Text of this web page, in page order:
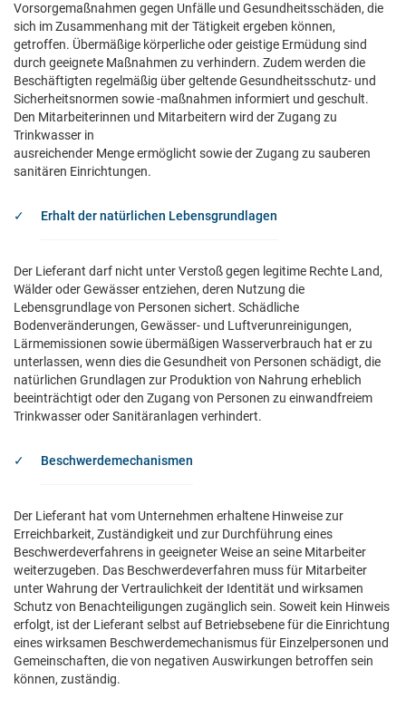
Vorsorgemaßnahmen gegen Unfälle und Gesundheitsschäden, die
sich im Zusammenhang mit der Tätigkeit ergeben können,
getroffen. Übermäßige körperliche oder geistige Ermüdung sind
durch geeignete Maßnahmen zu verhindern. Zudem werden die
Beschäftigten regelmäßig über geltende Gesundheitsschutz- und
Sicherheitsnormen sowie -maßnahmen informiert und geschult.
Den Mitarbeiterinnen und Mitarbeitern wird der Zugang zu
Trinkwasser in
ausreichender Menge ermöglicht sowie der Zugang zu sauberen
sanitären Einrichtungen.
Erhalt der natürlichen Lebensgrundlagen
Der Lieferant darf nicht unter Verstoß gegen legitime Rechte Land,
Wälder oder Gewässer entziehen, deren Nutzung die
Lebensgrundlage von Personen sichert. Schädliche
Bodenveränderungen, Gewässer- und Luftverunreinigungen,
Lärmemissionen sowie übermäßigen Wasserverbrauch hat er zu
unterlassen, wenn dies die Gesundheit von Personen schädigt, die
natürlichen Grundlagen zur Produktion von Nahrung erheblich
beeinträchtigt oder den Zugang von Personen zu einwandfreiem
Trinkwasser oder Sanitäranlagen verhindert.
Beschwerdemechanismen
Der Lieferant hat vom Unternehmen erhaltene Hinweise zur
Erreichbarkeit, Zuständigkeit und zur Durchführung eines
Beschwerdeverfahrens in geeigneter Weise an seine Mitarbeiter
weiterzugeben. Das Beschwerdeverfahren muss für Mitarbeiter
unter Wahrung der Vertraulichkeit der Identität und wirksamen
Schutz von Benachteiligungen zugänglich sein. Soweit kein Hinweis
erfolgt, ist der Lieferant selbst auf Betriebsebene für die Einrichtung
eines wirksamen Beschwerdemechanismus für Einzelpersonen und
Gemeinschaften, die von negativen Auswirkungen betroffen sein
können, zuständig.